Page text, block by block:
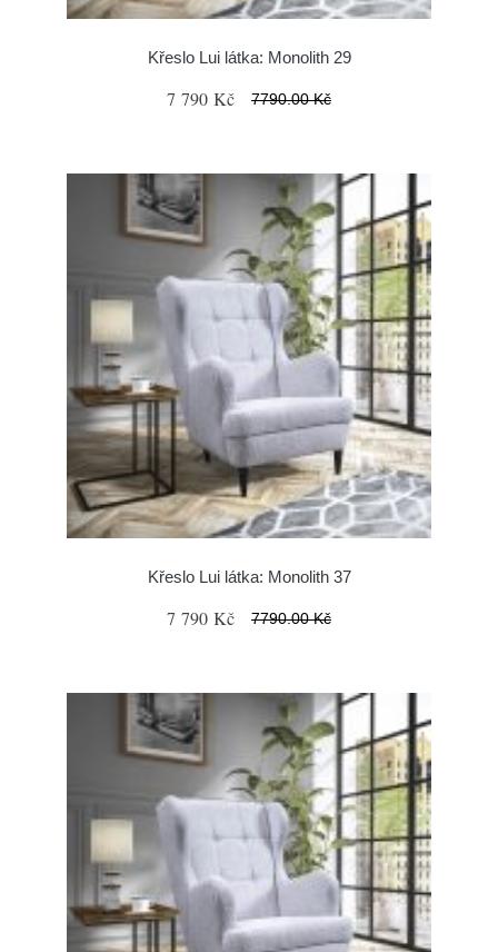
Křeslo Lui látka: Monolith 29
7 790 Kč 7790.00 Kč
Křeslo Lui látka: Monolith 37
7 790 Kč 7790.00 Kč